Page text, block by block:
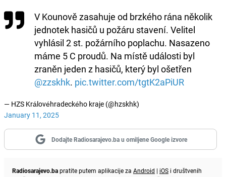
V Kounově zasahuje od brzkého rána několik
jednotek hasičů u požáru stavení. Velitel
vyhlásil 2 st. požárního poplachu. Nasazeno
máme 5 C proudů. Na místě události byl
zraněn jeden z hasičů, který byl ošetřen
@zzskhk. pic.twitter.com/tgtK2aPiUR
— HZS Královéhradeckého kraje (@hzskhk)
January 11, 2025
Dodajte Radiosarajevo.ba u omiljene Google izvore
Radiosarajevo.bapratite putem aplikacije za Android | iOS i društvenih